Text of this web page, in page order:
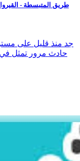
طريق المتبسطة -
جد منذ قليل على
حادث مرور تمثل